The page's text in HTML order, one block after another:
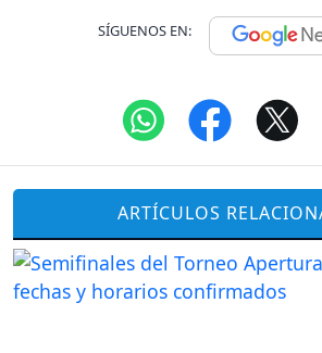
SÍGUENOS EN:
ARTÍCULOS